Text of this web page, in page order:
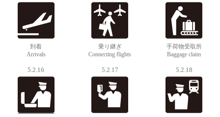
到着
Arrivals
乗り継ぎ
Connecting flights
手荷物受取所
Baggage claim
5.2.16 5.2.17 5.2.18